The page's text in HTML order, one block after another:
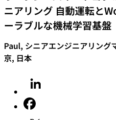
ニアリング 自動運転と
ーラブルな機械学習基盤
Paul, シニアエンジニアリング
京, 日本